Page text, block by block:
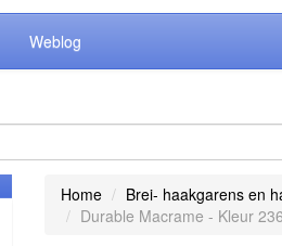
Weblog
Home Brei- haakgarens en
Durable Macrame - Kleur